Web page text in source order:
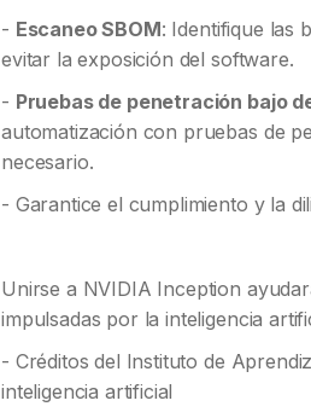
- Escaneo SBOM: Identifique las
evitar la exposición del software.
- Pruebas de penetración bajo
automatización con pruebas de
necesario.
- Garantice el cumplimiento y la
Unirse a NVIDIA Inception
impulsadas por la inteligencia
- Créditos del Instituto de
inteligencia artificial